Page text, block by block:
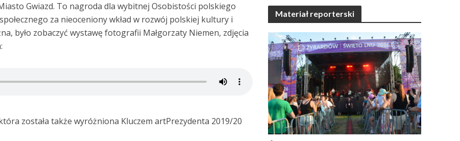
Gwiazd. To nagroda dla wybitnej Osobistości polskiego
za nieoceniony wkład w rozwój polskiej kultury i
było zobaczyć wystawę fotografii Małgorzaty Niemen, zdjęcia
została także wyróżniona Kluczem artPrezydenta 2019/20
Materiał reporterski